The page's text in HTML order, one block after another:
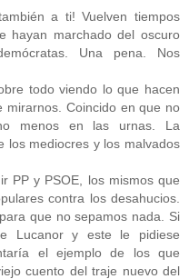
a ti! Vuelven tiempos
hayan marchado del oscuro
Una pena. Nos
todo viendo lo que hacen
mirarnos. Coincido en que no
menos en las urnas. La
los mediocres y los malvados
PP y PSOE, los mismos que
contra los desahucios.
que no sepamos nada. Si
Lucanor y este le pidiese
el ejemplo de los que
cuento del traje nuevo del